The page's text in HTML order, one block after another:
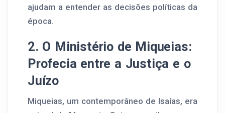
ajudam a entender as decisões políticas da
época.
2. O Ministério de Miqueias:
Profecia entre a Justiça e o
Juízo
Miqueias, um contemporâneo de Isaías, era